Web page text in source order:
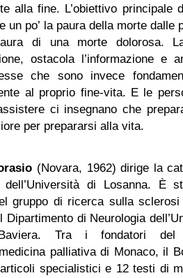
alla fine. L’obiettivo principale
un po’ la paura della morte dalle
di una morte dolorosa.
ostacola l’informazione e
che sono invece
al proprio fine-vita. E le
ci insegnano che
per prepararsi alla vita.
(Novara, 1962) dirige la
dell’Università di Losanna. È
gruppo di ricerca sulla sclerosi
di Neurologia
Tra i fondatori del
palliativa di Monaco, il
specialistici e 12 testi di